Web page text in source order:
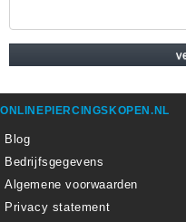
ONLINEPIERCINGSKOPEN.NL
Blog
Bedrijfsgegevens
Algemene voorwaarden
Privacy statement